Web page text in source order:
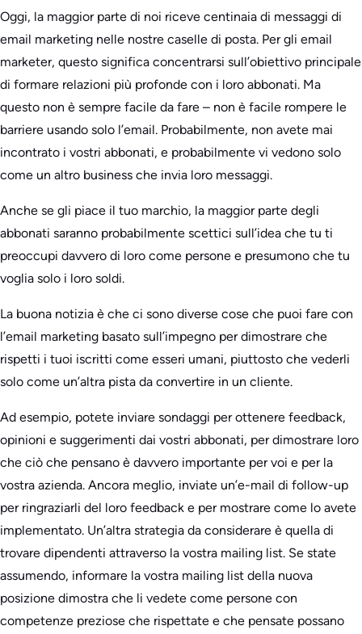
Oggi, la maggior parte di noi riceve centinaia di messaggi di
email marketing nelle nostre caselle di posta. Per gli email
marketer, questo significa concentrarsi sull’obiettivo principale
di formare relazioni più profonde con i loro abbonati. Ma
questo non è sempre facile da fare – non è facile rompere le
barriere usando solo l’email. Probabilmente, non avete mai
incontrato i vostri abbonati, e probabilmente vi vedono solo
come un altro business che invia loro messaggi.
Anche se gli piace il tuo marchio, la maggior parte degli
abbonati saranno probabilmente scettici sull’idea che tu ti
preoccupi davvero di loro come persone e presumono che tu
voglia solo i loro soldi.
La buona notizia è che ci sono diverse cose che puoi fare con
l’email marketing basato sull’impegno per dimostrare che
rispetti i tuoi iscritti come esseri umani, piuttosto che vederli
solo come un’altra pista da convertire in un cliente.
Ad esempio, potete inviare sondaggi per ottenere feedback,
opinioni e suggerimenti dai vostri abbonati, per dimostrare loro
che ciò che pensano è davvero importante per voi e per la
vostra azienda. Ancora meglio, inviate un’e-mail di follow-up
per ringraziarli del loro feedback e per mostrare come lo avete
implementato. Un’altra strategia da considerare è quella di
trovare dipendenti attraverso la vostra mailing list. Se state
assumendo, informare la vostra mailing list della nuova
posizione dimostra che li vedete come persone con
competenze preziose che rispettate e che pensate possano